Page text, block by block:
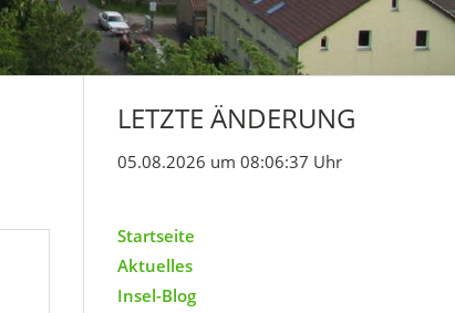
LETZTE ÄNDERUNG
05.08.2026 um 08:06:37 Uhr
Startseite
Aktuelles
Insel-Blog